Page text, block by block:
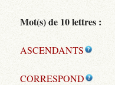
Mot(s) de 10 lettres :
ASCENDANTS
CORRESPOND